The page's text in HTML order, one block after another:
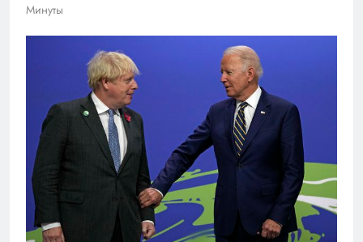
Минуты